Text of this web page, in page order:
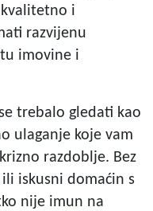
i
razvijenu
imovine i
trebalo gledati kao
ulaganje koje vam
razdoblje. Bez
iskusni domaćin s
nije imun na